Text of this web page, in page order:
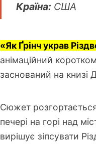
Країна: США
«Як Ґрінч украв
анімаційний
заснований на
Сюжет розгортається
печері на горі над
вирішує зіпсувати